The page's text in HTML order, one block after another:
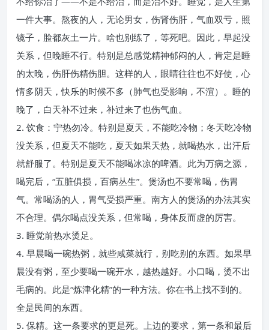
一件大事。熬夜的人，无论男女，伤肾伤肝，气血双亏，照
镜子，脸都灰土一片。啥也别练了，等死吧。因此，早起没
关系，但晚睡不行。特别是总感觉精神郁闷的人，肯定是睡
的太晚，伤肝伤精伤胆。这样的人，眼睛往往也不好使，心
情多阴天，快乐的时候不多（肺气也受影响，不渲）。睡的
晚了，白天补不过来，补过来了也伤气血。
2. 饮食：宁热勿冷。特别是夏天，不能吃冷物；冬天吃冷物
没关系，但夏天不能吃，夏天如果天热，就喝热水，出汗后
就舒服了。特别是夏天不能喝冰凉的啤酒。此为万病之源，
喝完后，“五脏俱损，百病丛生”。煲汤也不要常喝，伤胃
气。常喝汤的人，胃气受损严重。南方人的煲汤的办法其实
不合理。偶尔喝点没关系，但常喝，身体反而虚的厉害。
3. 睡觉前热水烫足。
4. 早晨喝一碗热粥，就些咸菜就行，别吃别的东西。如果早
晨没有粥，至少要喝一碗开水，越热越好。小口喝，烫不出
毛病的。此是“炼津化精”的一种方法。你在书上找不到的。
全是民间的东西。
5. 保精。这一条要求的更是死。上边的要求，第一条和最后